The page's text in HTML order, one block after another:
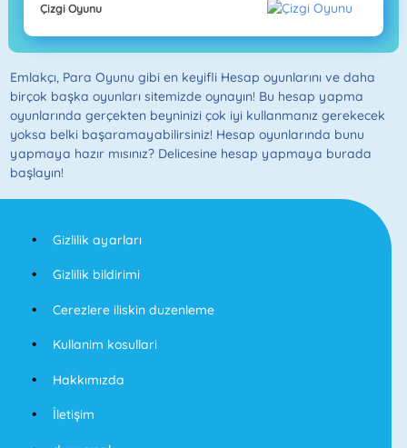
Çizgi Oyunu
Emlakçı, Para Oyunu gibi en keyifli Hesap oyunlarını ve daha
birçok başka oyunları sitemizde oynayın! Bu hesap yapma
oyunlarında gerçekten beyninizi çok iyi kullanmanız gerekecek
yoksa belki başaramayabilirsiniz! Hesap oyunlarında bunu
yapmaya hazır mısınız? Delicesine hesap yapmaya burada
başlayın!
Gizlilik ayarları
Gizlilik bildirimi
Cerezlere iliskin duzenleme
Kullanim kosullari
Hakkımızda
İletişim